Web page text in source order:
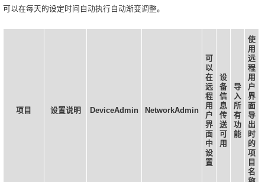
可以在每天的设定时间自动执行自动渐变调整。
项目 设置说明 DeviceAdmin NetworkAdmin
可
以
在
远
程
用
户
界
面
中
设
置
设
备
信
息
传
送
可
用
导
入
所
有
功
能
使
用
远
程
用
户
界
面
导
出
时
的
项
目
名